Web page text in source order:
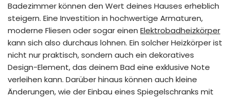
Badezimmer können den Wert deines Hauses erheblich
steigern. Eine Investition in hochwertige Armaturen,
moderne Fliesen oder sogar einen Elektrobadheizkörper
kann sich also durchaus lohnen. Ein solcher Heizkörper ist
nicht nur praktisch, sondern auch ein dekoratives
Design-Element, das deinem Bad eine exklusive Note
verleihen kann. Darüber hinaus können auch kleine
Änderungen, wie der Einbau eines Spiegelschranks mit